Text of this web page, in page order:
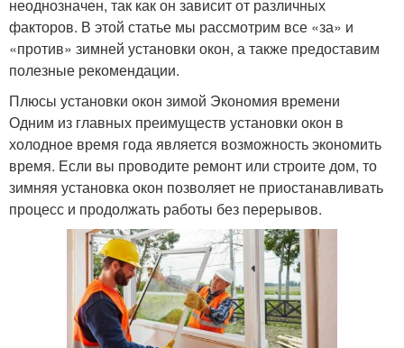
неоднозначен, так как он зависит от различных
факторов. В этой статье мы рассмотрим все «за» и
«против» зимней установки окон, а также предоставим
полезные рекомендации.
Плюсы установки окон зимой Экономия времени
Одним из главных преимуществ установки окон в
холодное время года является возможность экономить
время. Если вы проводите ремонт или строите дом, то
зимняя установка окон позволяет не приостанавливать
процесс и продолжать работы без перерывов.